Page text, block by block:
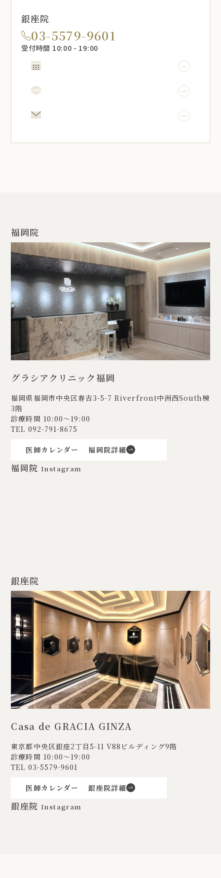
銀座院
03-5579-9601
受付時間 10:00 - 19:00
福岡院
グラシアクリニック福岡
福岡県福岡市中央区春吉3-5-7Riverfront中洲西South棟
3階
診療時間 10:00〜19:00
TEL 092-791-8675
医師カレンダー 福岡院詳細
福岡院 Instagram
銀座院
Casa de GRACIA GINZA
東京都中央区銀座2丁目5-11V88ビルディング9階
診療時間 10:00〜19:00
TEL 03-5579-9601
医師カレンダー 銀座院詳細
銀座院 Instagram